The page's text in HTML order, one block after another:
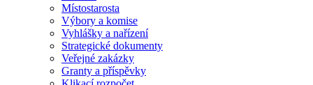
Místostarosta
Výbory a komise
Vyhlášky a nařízení
Strategické dokumenty
Veřejné zakázky
Granty a příspěvky